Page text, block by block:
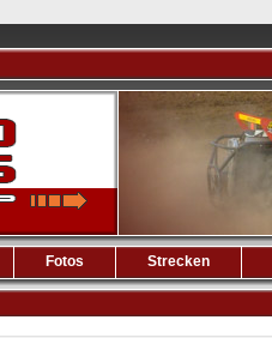
Fotos Strecken